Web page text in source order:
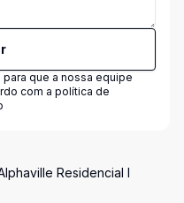
que a nossa equipe
com a política de
Residencial I